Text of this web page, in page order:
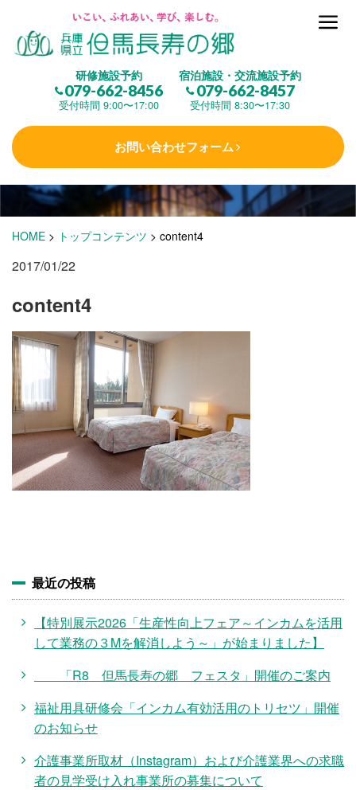
研修施設予約
079-662-8456
受付時間 9:00〜17:00
宿泊施設・交流施設予約
079-662-8457
受付時間 8:30〜17:30
お問い合わせフォーム
但馬長寿の郷とは
(研修施設)
楽しむ
学 ぶ(健康福祉)
施設・料金
アクセス
HOME > トップコンテンツ > content4
2017/01/22
content4
最近の投稿
【特別展示2026「生産性向上フェア～インカムを活用
して業務の３Mを解消しよう～」が始まりました】
「R8 但馬長寿の郷 フェスタ」開催のご案内
福祉用具研修会「インカム有効活用のトリセツ」開催
のお知らせ
介護事業所取材（Instagram）および介護業界への求職
者の見学受け入れ事業所の募集について